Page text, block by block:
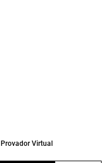
Provador Virtual